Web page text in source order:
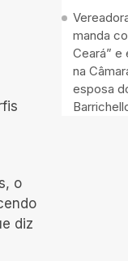
o
diz
manda
Ceará” e
na
esposa